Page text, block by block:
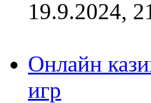
19.9.2024,
Онлайн
игр